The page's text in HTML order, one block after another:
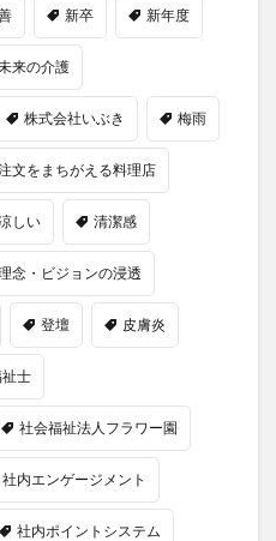
新卒 新年度
来の介護
株式会社いぶき 梅雨
文をまちがえる料理店
しい 清潔感
念・ビジョンの浸透
登壇 皮膚炎
士
社会福祉法人フラワー園
社内エンゲージメント
社内ポイントシステム